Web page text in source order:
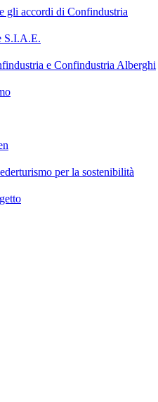
gli accordi di Confindustria
S.I.A.E.
e Confindustria Alberghi
per la sostenibilità